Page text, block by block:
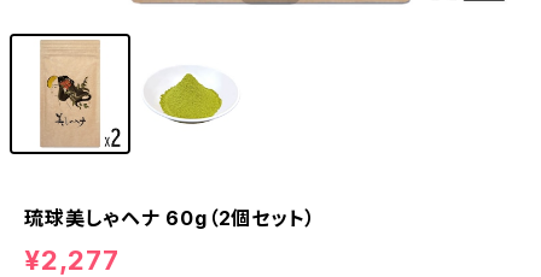
琉球美しゃヘナ 60g（2個セット）
¥2,277